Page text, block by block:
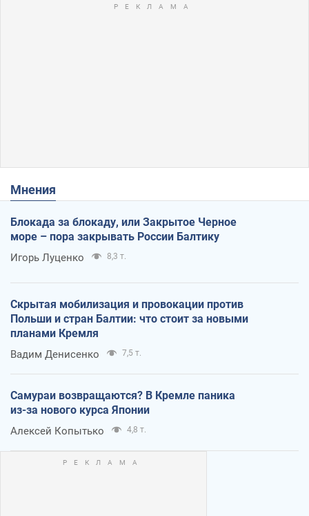
Мнения
Блокада за блокаду, или Закрытое Черное
море – пора закрывать России Балтику
Игорь Луценко 8,3 т.
Скрытая мобилизация и провокации против
Польши и стран Балтии: что стоит за новыми
планами Кремля
Вадим Денисенко 7,5 т.
Самураи возвращаются? В Кремле паника
из-за нового курса Японии
Алексей Копытько 4,8 т.